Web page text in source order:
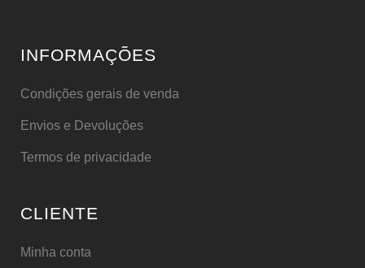
INFORMAÇÕES
Condições gerais de venda
Envios e Devoluções
Termos de privacidade
CLIENTE
Minha conta